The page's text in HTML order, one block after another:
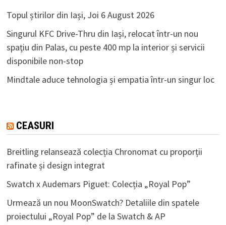
Topul știrilor din Iași, Joi 6 August 2026
Singurul KFC Drive-Thru din Iași, relocat într-un nou
spaţiu din Palas, cu peste 400 mp la interior și servicii
disponibile non-stop
Mindtale aduce tehnologia și empatia într-un singur loc
CEASURI
Breitling relansează colecția Chronomat cu proporții
rafinate și design integrat
Swatch x Audemars Piguet: Colecția „Royal Pop”
Urmează un nou MoonSwatch? Detaliile din spatele
proiectului „Royal Pop” de la Swatch & AP